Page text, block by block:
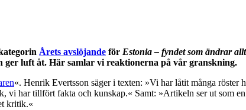
Årets avslöjande för Estonia – fyndet som ändrar
ger luft åt. Här samlar vi reaktionerna på vår granskning.
«. Henrik Evertsson säger i texten: »Vi har låtit många röster
vi har tillfört fakta och kunskap.« Samt: »Artikeln ser ut som
kritik.«